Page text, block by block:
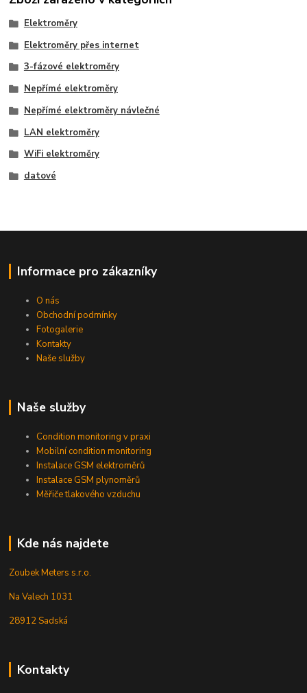
Elektroměry
Elektroměry přes internet
3-fázové elektroměry
Nepřímé elektroměry
Nepřímé elektroměry návlečné
LAN elektroměry
WiFi elektroměry
datové
Informace pro zákazníky
O nás
Obchodní podmínky
Fotogalerie
Kontakty
Naše služby
Naše služby
Condition monitoring v praxi
Mobilní condition monitoring
Instalace GSM elektroměrů
Instalace GSM plynoměrů
Měřiče tlakového vzduchu
Kde nás najdete
Zoubek Meters s.r.o.
Na Valech 1031
28912 Sadská
Kontakty